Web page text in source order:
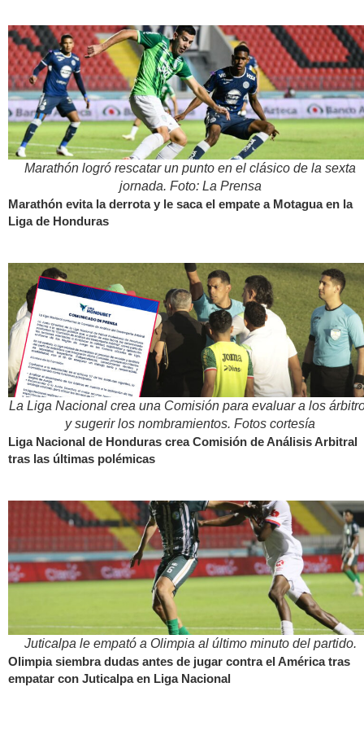
Marathón logró rescatar un punto en el clásico de la sexta
jornada. Foto: La Prensa
Marathón evita la derrota y le saca el empate a Motagua en la
Liga de Honduras
La Liga Nacional crea una Comisión para evaluar a los
y sugerir los nombramientos. Fotos cortesía
Liga Nacional de Honduras crea Comisión de Análisis Arbitral
tras las últimas polémicas
Juticalpa le empató a Olimpia al último minuto del partido.
Olimpia siembra dudas antes de jugar contra el América tras
empatar con Juticalpa en Liga Nacional